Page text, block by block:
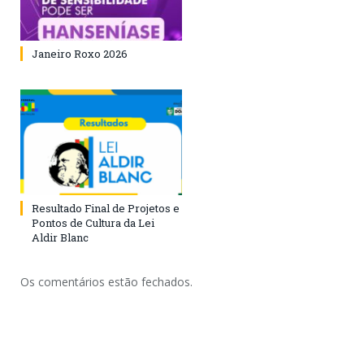
Janeiro Roxo 2026
Resultado Final de Projetos e
Pontos de Cultura da Lei
Aldir Blanc
Os comentários estão fechados.